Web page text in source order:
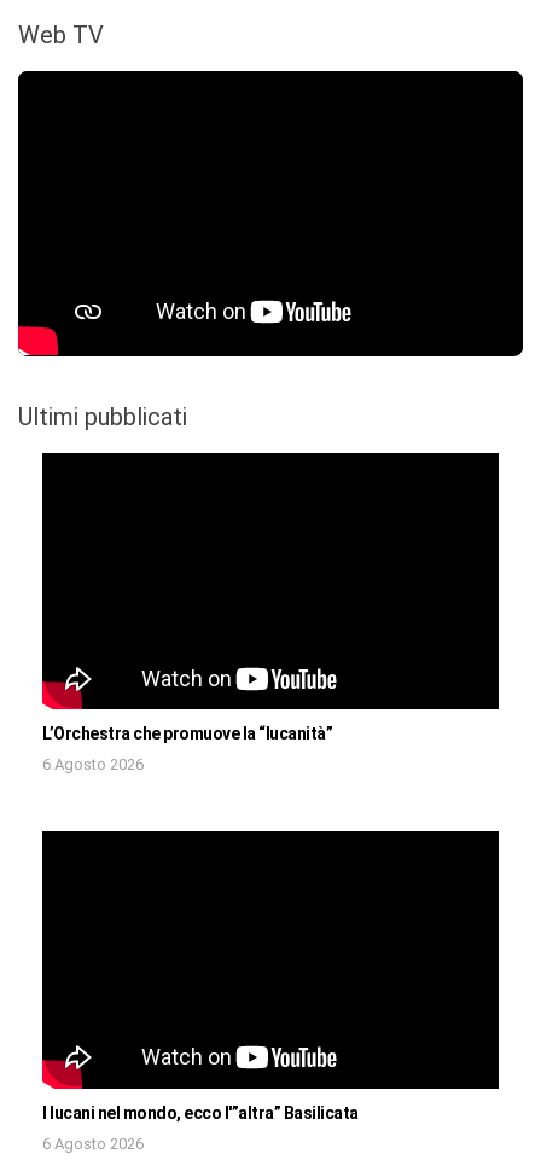
Web TV
Ultimi pubblicati
L’Orchestra che promuove la “lucanità”
6 Agosto 2026
I lucani nel mondo, ecco l'”altra” Basilicata
6 Agosto 2026